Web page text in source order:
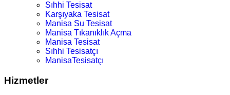
Sıhhi Tesisat
Karşıyaka Tesisat
Manisa Su Tesisat
Manisa Tıkanıklık Açma
Manisa Tesisat
Sıhhi Tesisatçı
ManisaTesisatçı
Hizmetler